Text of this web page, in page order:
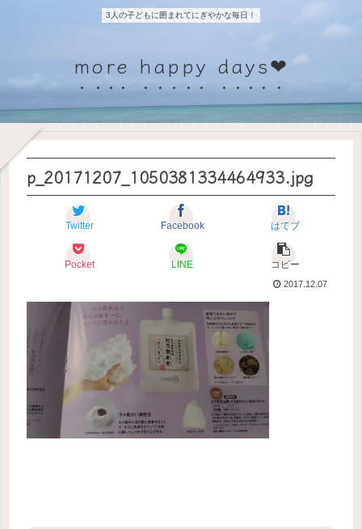
3人の子どもに囲まれてにぎやかな毎日！
more happy days❤
p_20171207_1050381334464933.jpg
Twitter Facebook はてブ
Pocket LINE コピー
2017.12.07